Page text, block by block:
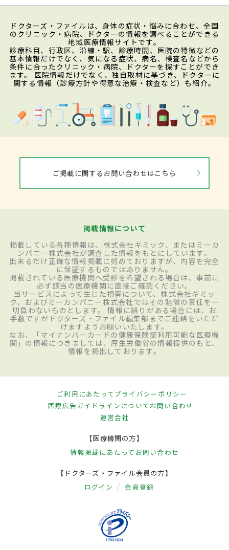
ドクターズ・ファイルは、身体の症状・悩みに合わせ、全国
のクリニック・病院、ドクターの情報を調べることができる
地域医療情報サイトです。
診療科目、行政区、沿線・駅、診療時間、医院の特徴などの
基本情報だけでなく、気になる症状、病名、検査名などから
条件に合ったクリニック・病院、ドクターを探すことができ
ます。 医院情報だけでなく、独自取材に基づき、ドクターに
関する情報（診療方針や得意な治療・検査など）も紹介。
ご掲載に関するお問い合わせはこちら
掲載情報について
掲載している各種情報は、株式会社ギミック、またはミーカ
ンパニー株式会社が調査した情報をもとにしています。
出来るだけ正確な情報掲載に努めておりますが、内容を完全
に保証するものではありません。
掲載されている医療機関へ受診を希望される場合は、事前に
必ず該当の医療機関に直接ご確認ください。
当サービスによって生じた損害について、株式会社ギミッ
ク、およびミーカンパニー株式会社ではその賠償の責任を一
切負わないものとします。 情報に誤りがある場合には、お
手数ですがドクターズ・ファイル編集部までご連絡をいただ
けますようお願いいたします。
なお、「マイナンバーカードの健康保険証利用可能な医療機
関」の情報につきましては、厚生労働省の情報提供のもと、
情報を掲出しております。
ご利用にあたってプライバシーポリシー
医療広告ガイドラインについてお問い合わせ
運営会社
【医療機関の方】
情報掲載にあたって お問い合わせ
【ドクターズ・ファイル会員の方】
ログイン 会員登録